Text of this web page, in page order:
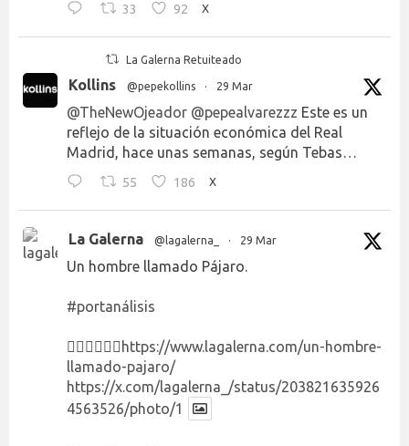
33 92 X
La Galerna Retuiteado
Kollins @pepekollins · 29 Mar
@TheNewOjeador @pepealvarezzz Este es un
reflejo de la situación económica del Real
Madrid, hace unas semanas, según Tebas…
55 186 X
La Galerna @lagalerna_ · 29 Mar
Un hombre llamado Pájaro.
#portanálisis
👉🏻👉🏻👉🏻 https://www.lagalerna.com/un-hombre-
llamado-pajaro/
https://x.com/lagalerna_/status/203821635926
4563526/photo/1